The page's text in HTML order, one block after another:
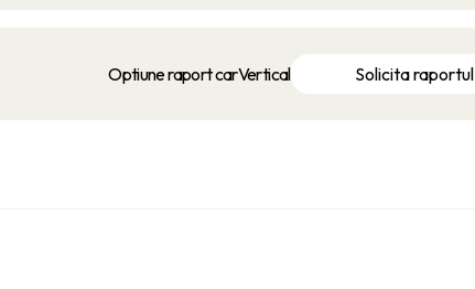
Optiune raport carVertical Solicita raportul